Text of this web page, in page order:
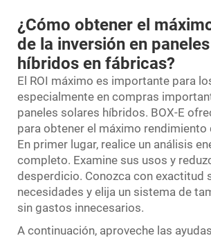
¿Cómo obtener el
de la inversión en
híbridos en fábricas?
El ROI máximo es importante para
especialmente en compras
paneles solares híbridos. BOX-E
para obtener el máximo rendimiento
En primer lugar, realice un análisis
completo. Examine sus usos y
desperdicio. Conozca con exactitud
necesidades y elija un sistema de
sin gastos innecesarios.
A continuación, aproveche las